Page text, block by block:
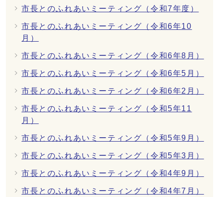
市長とのふれあいミーティング（令和7年度）
市長とのふれあいミーティング（令和6年10
月）
市長とのふれあいミーティング（令和6年8月）
市長とのふれあいミーティング（令和6年5月）
市長とのふれあいミーティング（令和6年2月）
市長とのふれあいミーティング（令和5年11
月）
市長とのふれあいミーティング（令和5年9月）
市長とのふれあいミーティング（令和5年3月）
市長とのふれあいミーティング（令和4年9月）
市長とのふれあいミーティング（令和4年7月）